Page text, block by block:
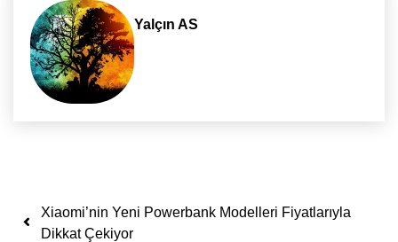
Yalçın AS
Yazı dolaşımı
Xiaomi’nin Yeni Powerbank Modelleri Fiyatlarıyla
Dikkat Çekiyor